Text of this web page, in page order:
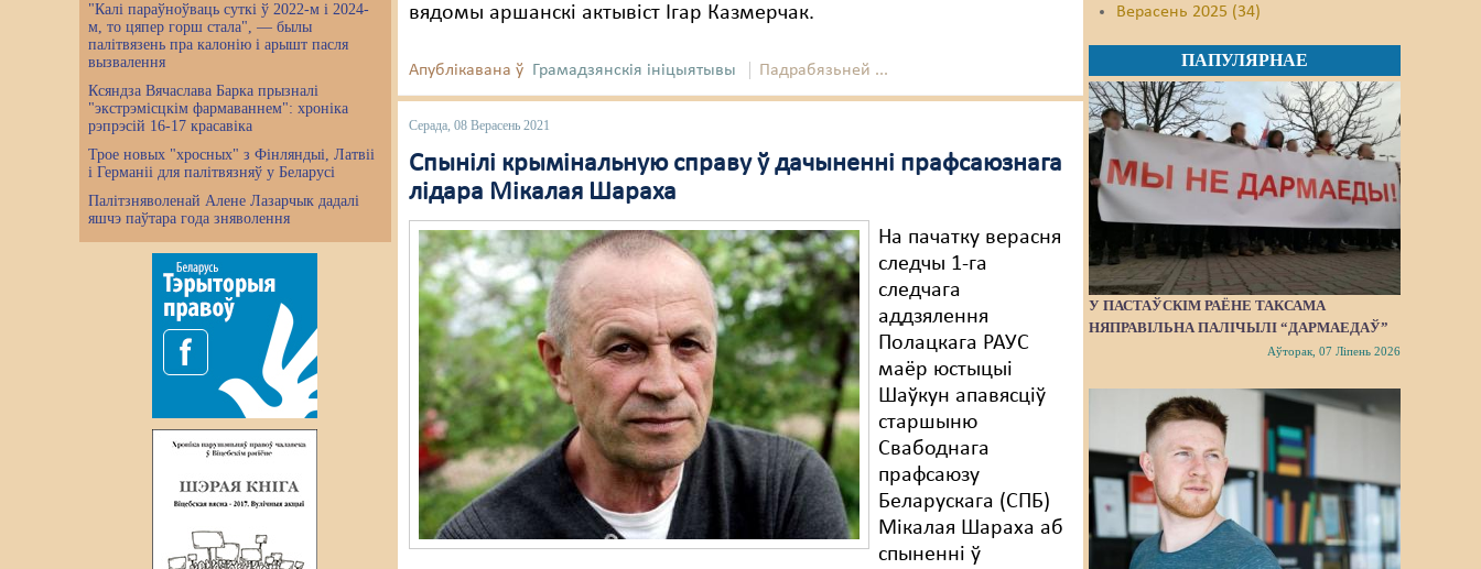
"Калі параўноўваць суткі ў 2022-м і 2024-
м, то цяпер горш стала", — былы
палітвязень пра калонію і арышт пасля
вызвалення
Ксяндза Вячаслава Барка прызналі
"экстрэмісцкім фармаваннем": хроніка
рэпрэсій 16-17 красавіка
Трое новых "хросных" з Фінляндыі, Латвіі
і Германіі для палітвязняў у Беларусі
Палітзняволенай Алене Лазарчык дадалі
яшчэ паўтара года зняволення
вядомы аршанскі актывіст Ігар Казмерчак.
Апублікавана ў Грамадзянскія ініцыятывы Падрабязьней ...
Серада, 08 Верасень 2021
Спынілі крымінальную справу ў дачыненні прафсаюзнага
лідара Мікалая Шараха
На пачатку верасня
следчы 1-га
следчага
аддзялення
Полацкага РАУС
маёр юстыцыі
Шаўкун апавясціў
старшыню
Свабоднага
прафсаюзу
Беларускага (СПБ)
Мікалая Шараха аб
спыненні ў
Верасень 2025 (34)
ПАПУЛЯРНАЕ
У ПАСТАЎСКІМ РАЁНЕ ТАКСАМА
НЯПРАВІЛЬНА ПАЛІЧЫЛІ “ДАРМАЕДАЎ”
Аўторак, 07 Ліпень 2026